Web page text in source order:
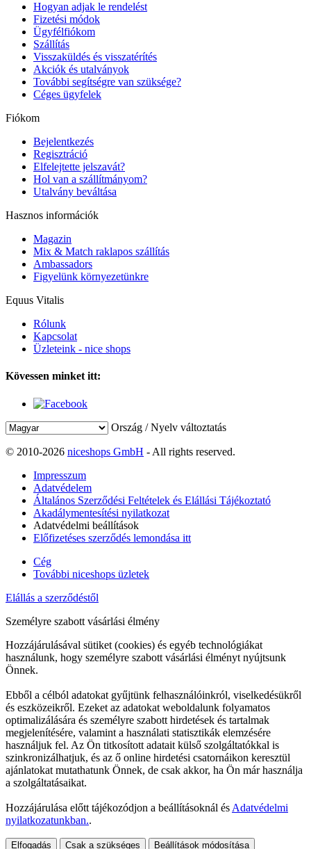
Hogyan adjak le rendelést
Fizetési módok
Ügyfélfiókom
Szállítás
Visszaküldés és visszatérítés
Akciók és utalványok
További segítségre van szüksége?
Céges ügyfelek
Fiókom
Bejelentkezés
Regisztráció
Elfelejtette jelszavát?
Hol van a szállítmányom?
Utalvány beváltása
Hasznos információk
Magazin
Mix & Match raklapos szállítás
Ambassadors
Figyelünk környezetünkre
Equus Vitalis
Rólunk
Kapcsolat
Üzleteink - nice shops
Kövessen minket itt:
Ország / Nyelv változtatás
© 2010-2026 niceshops GmbH - All rights reserved.
Impresszum
Adatvédelem
Általános Szerződési Feltételek és Elállási Tájékoztató
Akadálymentesítési nyilatkozat
Adatvédelmi beállítások
Előfizetéses szerződés lemondása itt
Cég
További niceshops üzletek
Elállás a szerződéstől
Személyre szabott vásárlási élmény
Hozzájárulásával sütiket (cookies) és egyéb technológiákat
használunk, hogy személyre szabott vásárlási élményt nyújtsunk
Önnek.
Ebből a célból adatokat gyűjtünk felhasználóinkról, viselkedésükről
és eszközeikről. Ezeket az adatokat weboldalunk folyamatos
optimalizálására és személyre szabott hirdetések és tartalmak
megjelenítésére, valamint a használati statisztikák elemzésére
használjuk fel. Az Ön titkosított adatait külső szolgáltatókkal is
szinkronizálhatjuk, és az ő online hirdetési csatornáikon keresztül
ajánlatokat mutathatunk Önnek, de csak akkor, ha Ön már használja
a szolgáltatásaikat.
Hozzájárulása előtt tájékozódjon a beállításoknál és Adatvédelmi
nyilatkozatunkban..
Elfogadás Csak a szükséges Beállítások módosítása